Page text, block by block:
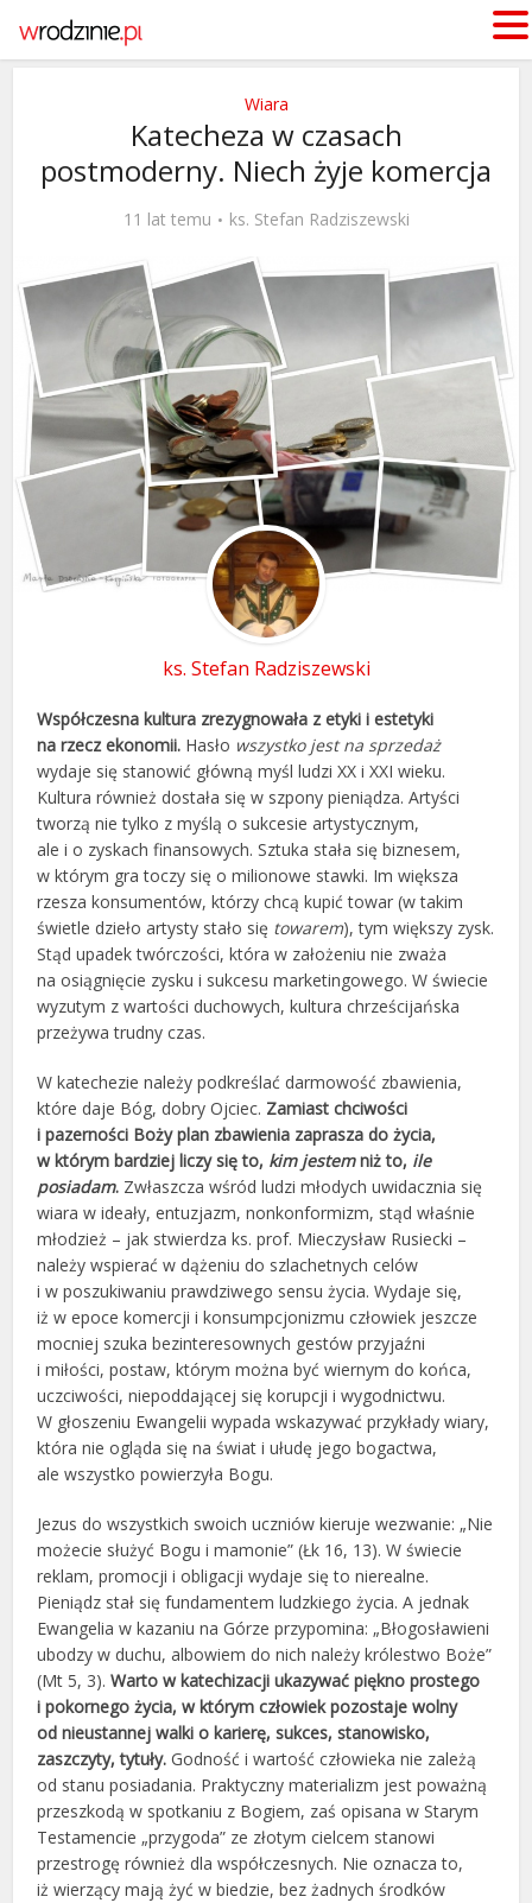
Wiara
Katecheza w czasach
postmoderny. Niech żyje komercja
11 lat temu ks. Stefan Radziszewski
ks. Stefan Radziszewski
Współczesna kultura zrezygnowała z etyki i estetyki
na rzecz ekonomii. Hasło wszystko jest na sprzedaż
wydaje się stanowić główną myśl ludzi XX i XXI wieku.
Kultura również dostała się w szpony pieniądza. Artyści
tworzą nie tylko z myślą o sukcesie artystycznym,
ale i o zyskach finansowych. Sztuka stała się biznesem,
w którym gra toczy się o milionowe stawki. Im większa
rzesza konsumentów, którzy chcą kupić towar (w takim
świetle dzieło artysty stało się towarem), tym większy zysk.
Stąd upadek twórczości, która w założeniu nie zważa
na osiągnięcie zysku i sukcesu marketingowego. W świecie
wyzutym z wartości duchowych, kultura chrześcijańska
przeżywa trudny czas.
W katechezie należy podkreślać darmowość zbawienia,
które daje Bóg, dobry Ojciec. Zamiast chciwości
i pazerności Boży plan zbawienia zaprasza do życia,
w którym bardziej liczy się to, kim jestemniż to, ile
posiadam. Zwłaszcza wśród ludzi młodych uwidacznia się
wiara w ideały, entuzjazm, nonkonformizm, stąd właśnie
młodzież – jak stwierdza ks. prof. Mieczysław Rusiecki –
należy wspierać w dążeniu do szlachetnych celów
i w poszukiwaniu prawdziwego sensu życia. Wydaje się,
iż w epoce komercji i konsumpcjonizmu człowiek jeszcze
mocniej szuka bezinteresownych gestów przyjaźni
i miłości, postaw, którym można być wiernym do końca,
uczciwości, niepoddającej się korupcji i wygodnictwu.
W głoszeniu Ewangelii wypada wskazywać przykłady wiary,
która nie ogląda się na świat i ułudę jego bogactwa,
ale wszystko powierzyła Bogu.
Jezus do wszystkich swoich uczniów kieruje wezwanie: „Nie
możecie służyć Bogu i mamonie” (Łk 16, 13). W świecie
reklam, promocji i obligacji wydaje się to nierealne.
Pieniądz stał się fundamentem ludzkiego życia. A jednak
Ewangelia w kazaniu na Górze przypomina: „Błogosławieni
ubodzy w duchu, albowiem do nich należy królestwo Boże”
(Mt 5, 3).Warto w katechizacji ukazywać piękno prostego
i pokornego życia, w którym człowiek pozostaje wolny
od nieustannej walki o karierę, sukces, stanowisko,
zaszczyty, tytuły. Godność i wartość człowieka nie zależą
od stanu posiadania. Praktyczny materializm jest poważną
przeszkodą w spotkaniu z Bogiem, zaś opisana w Starym
Testamencie „przygoda” ze złotym cielcem stanowi
przestrogę również dla współczesnych. Nie oznacza to,
iż wierzący mają żyć w biedzie, bez żadnych środków